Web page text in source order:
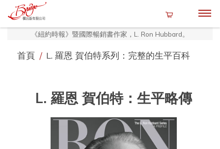
《紐約時報》暨國際暢銷書作家，L. Ron Hubbard。
首頁 / L. 羅恩 賀伯特系列：完整的生平百科
L. 羅恩 賀伯特：生平略傳